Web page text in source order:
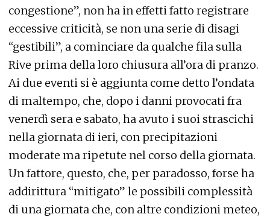
congestione”, non ha in effetti fatto registrare
eccessive criticità, se non una serie di disagi
“gestibili”, a cominciare da qualche fila sulla
Rive prima della loro chiusura all’ora di pranzo.
Ai due eventi si è aggiunta come detto l’ondata
di maltempo, che, dopo i danni provocati fra
venerdì sera e sabato, ha avuto i suoi strascichi
nella giornata di ieri, con precipitazioni
moderate ma ripetute nel corso della giornata.
Un fattore, questo, che, per paradosso, forse ha
addirittura “mitigato” le possibili complessità
di una giornata che, con altre condizioni meteo,